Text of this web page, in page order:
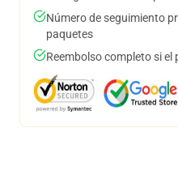
Número de seguimiento
paquetes
Reembolso completo si